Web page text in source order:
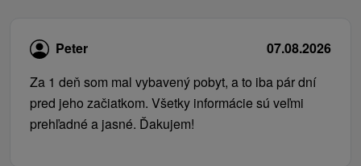
Peter
07.08.2026
Za 1 deň som mal vybavený pobyt, a to iba pár dní
pred jeho začiatkom. Všetky informácie sú veľmi
prehľadné a jasné. Ďakujem!